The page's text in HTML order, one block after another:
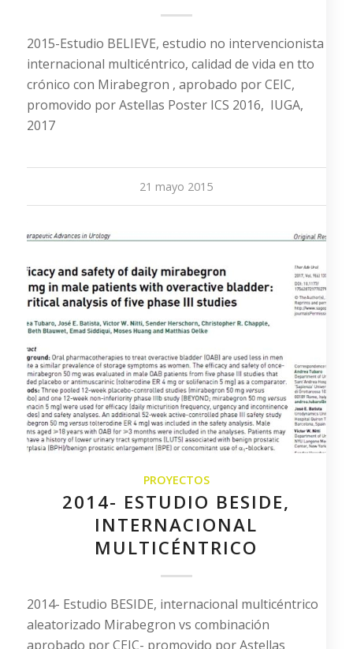
2015-Estudio BELIEVE, estudio no intervencionista
internacional multicéntrico, calidad de vida en tto
crónico con Mirabegron , aprobado por CEIC,
promovido por Astellas Poster ICS 2016, IUGA,
2017
21 mayo 2015
PROYECTOS
2014- ESTUDIO BESIDE,
INTERNACIONAL
MULTICÉNTRICO
2014- Estudio BESIDE, internacional multicéntrico
aleatorizado Mirabegron vs combinación
aprobado por CEIC- promovido por Astellas